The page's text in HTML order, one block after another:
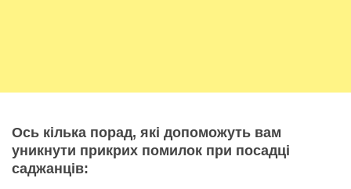
Ось кілька порад, які допоможуть вам
уникнути прикрих помилок при посадці
саджанців: